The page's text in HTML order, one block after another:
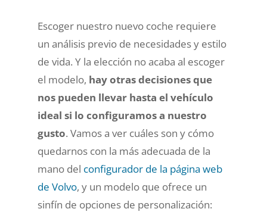
Escoger nuestro nuevo coche requiere
un análisis previo de necesidades y estilo
de vida. Y la elección no acaba al escoger
el modelo, hay otras decisiones que
nos pueden llevar hasta el vehículo
ideal si lo configuramos a nuestro
gusto. Vamos a ver cuáles son y cómo
quedarnos con la más adecuada de la
mano del configurador de la página web
de Volvo, y un modelo que ofrece un
sinfín de opciones de personalización: